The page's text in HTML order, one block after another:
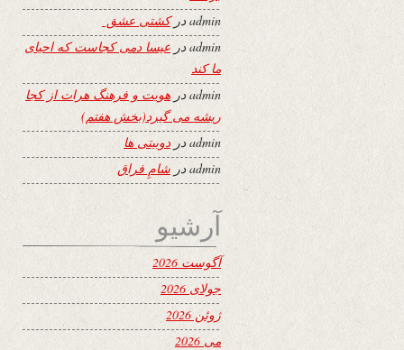
adminدرکشتی عشق
adminدر عیسا دمی کجاست که احیای
ما کند
adminدر هویت و فرهنگ هرات از کجا
ریشه می گیرد(بخش هفتم)
adminدردوبیتی ها
admin در شامِ فراق
آرشیو
آگوست 2026
جولای 2026
ژوئن 2026
می 2026